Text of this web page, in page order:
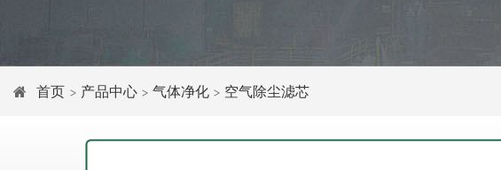
首页 > 产品中心 > 气体净化 > 空气除尘滤芯